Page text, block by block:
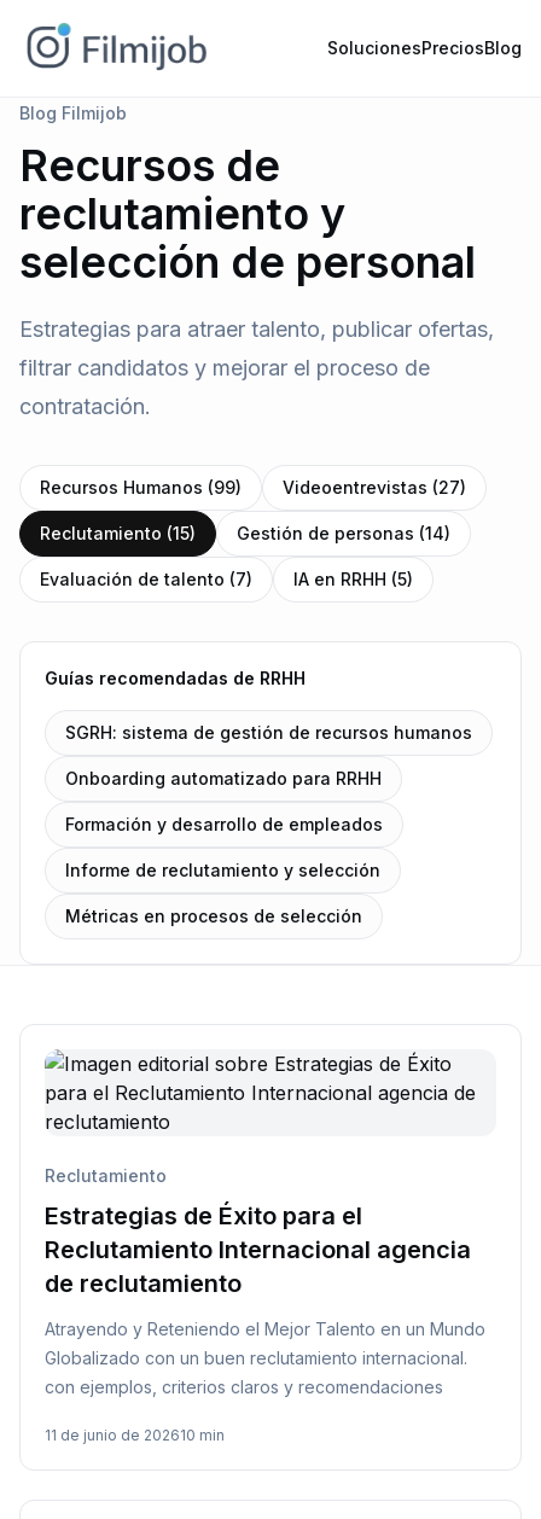
SolucionesPreciosBlog
Blog Filmijob
Recursos de
reclutamiento y
selección de personal
Estrategias para atraer talento, publicar ofertas,
filtrar candidatos y mejorar el proceso de
contratación.
Recursos Humanos (99) Videoentrevistas (27)
Reclutamiento (15) Gestión de personas (14)
Evaluación de talento (7) IA en RRHH (5)
Guías recomendadas de RRHH
SGRH: sistema de gestión de recursos humanos
Onboarding automatizado para RRHH
Formación y desarrollo de empleados
Informe de reclutamiento y selección
Métricas en procesos de selección
Reclutamiento
Estrategias de Éxito para el
Reclutamiento Internacional agencia
de reclutamiento
Atrayendo y Reteniendo el Mejor Talento en un Mundo
Globalizado con un buen reclutamiento internacional.
con ejemplos, criterios claros y recomendaciones
11 de junio de 202610 min